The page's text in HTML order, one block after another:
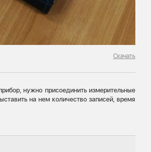
Скачать
нужно присоединить измерительные
на нем количество записей, время